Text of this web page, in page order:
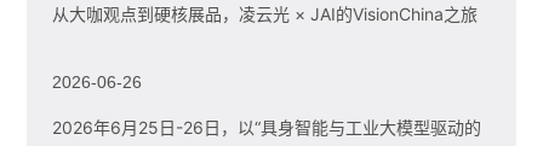
从大咖观点到硬核展品，凌云光 × JAI的VisionChina之旅
2026-06-26
2026年6月25日-26日，以“具身智能与工业大模型驱动的